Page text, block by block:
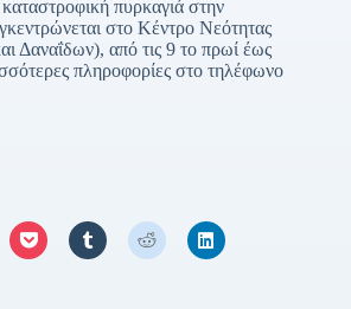
πυρκαγιά στην
στο Κέντρο Νεότητας
Δαναΐδων), από τις 9 το πρωί έως
πληροφορίες στο τηλέφωνο